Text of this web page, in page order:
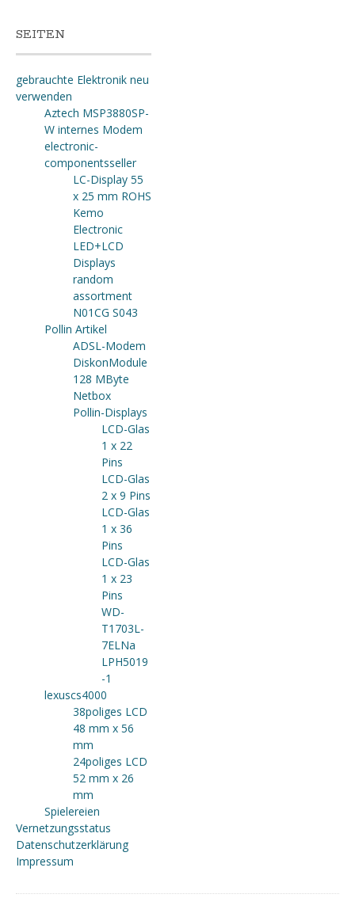
SEITEN
gebrauchte Elektronik neu
verwenden
Aztech MSP3880SP-
W internes Modem
electronic-
componentsseller
LC-Display 55
x 25 mm ROHS
Kemo
Electronic
LED+LCD
Displays
random
assortment
N01CG S043
Pollin Artikel
ADSL-Modem
DiskonModule
128 MByte
Netbox
Pollin-Displays
LCD-Glas
1 x 22
Pins
LCD-Glas
2 x 9 Pins
LCD-Glas
1 x 36
Pins
LCD-Glas
1 x 23
Pins
WD-
T1703L-
7ELNa
LPH5019
-1
lexuscs4000
38poliges LCD
48 mm x 56
mm
24poliges LCD
52 mm x 26
mm
Spielereien
Vernetzungsstatus
Datenschutzerklärung
Impressum